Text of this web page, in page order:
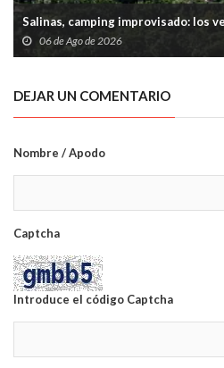
Salinas, camping improvisado: los
06 de Ago de 2026
DEJAR UN COMENTARIO
Nombre / Apodo
Captcha
Introduce el código Captcha